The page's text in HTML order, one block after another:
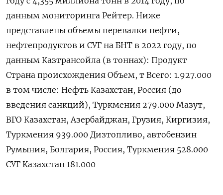
данным мониторинга Рейтер. Ниже
представлены объемы перевалки нефти,
нефтепродуктов и СУГ на БНТ в 2022 году, по
данным Казтрансойла (в тоннах): Продукт
Страна происхождения Объем, т Всего: 1.927.000
в том числе: Нефть Казахстан, Россия (до
введения санкций), Туркмения 279.000 Мазут,
ВГО Казахстан, Азербайджан, Грузия, Киргизия,
Туркмения 939.000 Дизтопливо, автобензин
Румыния, Болгария, Россия, Туркмения 528.000
СУГ Казахстан 181.000